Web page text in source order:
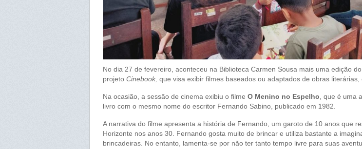
No dia 27 de fevereiro, aconteceu na Biblioteca Carmen Sousa mais uma edição do
projetoCinebook,que visa exibir filmes baseados ou adaptados de obras literárias,
Na ocasião, a sessão de cinema exibiu o filmeO Menino no Espelho , que é uma
livro com o mesmo nome do escritor Fernando Sabino, publicado em 1982.
A narrativa do filme apresenta a história de Fernando, um garoto de 10 anos que
Horizonte nos anos 30. Fernando gosta muito de brincar e utiliza bastante a
brincadeiras. No entanto, lamenta-se por não ter tanto tempo livre para suas